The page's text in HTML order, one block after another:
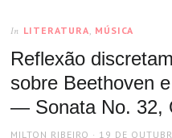
In LITERATURA MÚSICA
Reflexão
sobre Beethoven
— Sonata No. 32,
AUTHOR
MILTON RIBEIRO
POSTED
19 DE